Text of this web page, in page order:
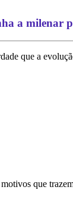
a milenar
que a
que